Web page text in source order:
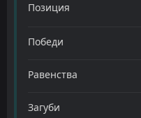
Позиция
Победи
Равенства
Загуби